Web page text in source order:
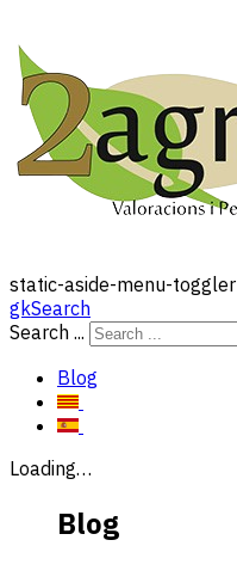
static-aside-menu-toggler
gkSearch
Search ...
Blog
Loading…
Blog